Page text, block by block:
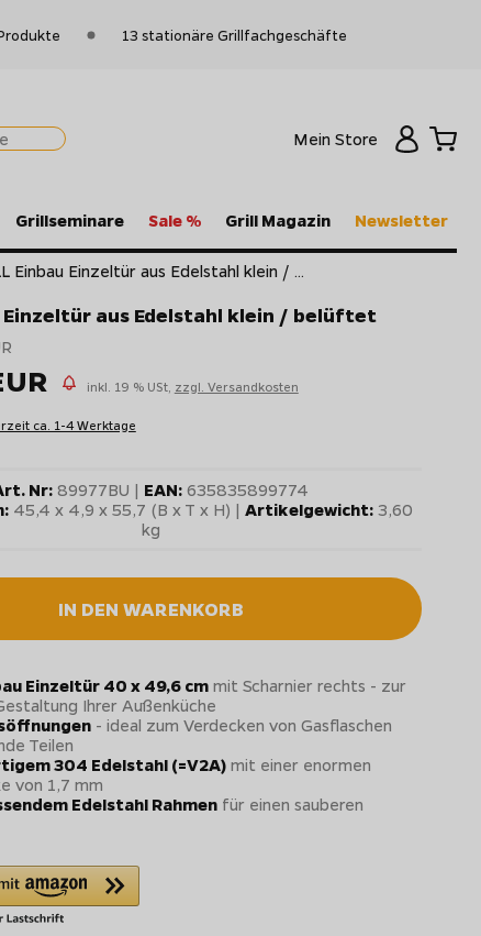
13 stationäre Grillfachgeschäfte
Mein Store
Grillseminare Sale % Grill Magazin Newsletter
Einbau Einzeltür aus Edelstahl klein / ...
Einzeltür aus Edelstahl klein / belüftet
inkl. 19 % USt, zzgl. Versandkosten
ca. 1-4 Werktage
Nr:89977BU | EAN: 635835899774
45,4 x 4,9 x 55,7 (B x T x H) |Artikelgewicht: 3,60
kg
IN DEN WARENKORB
Einzeltür 40 x 49,6 cmmit Scharnier rechts - zur
Ihrer Außenküche
- ideal zum Verdecken von Gasflaschen
Teilen
304 Edelstahl (=V2A)mit einer enormen
von 1,7 mm
Edelstahl Rahmenfür einen sauberen